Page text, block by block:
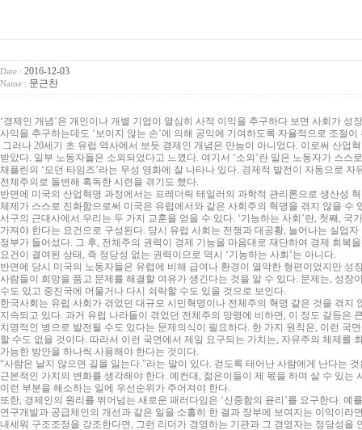
Date : 2016-12-03
Name : 문근찬
‘경제인 개념’은 개인이나 개별 기업이 열심히 사적 이익을 추구하다 보면 사회가
사익을 추구하는데도 ‘보이지 않는 손’에 의해 공익에 기여하도록 자율적으로 조절
그러나 20세기 초 유럽 역사에서 보듯 경제인 개념은 만능이 아니었다. 이로써 산
받았다. 일부 노동자들은 소외되었다고 느꼈다. 여기서 ‘소외’란 말은 노동자가 스
채플린의 ‘모던 타임즈’라는 무성 영화에 잘 나타나 있다. 경제적 발전이 자동으로
전체주의로 돌변해 혹독한 시련을 겪기도 했다.
반면에 미국의 산업혁명 과정에서는 프레더릭 테일러의 과학적 관리론으로 생산성
체제가 스스로 진화함으로써 미국은 유럽에서와 같은 사회주의 혁명을 겪지 않을 수
서구의 근대사에서 우리는 두 가지 교훈을 얻을 수 있다. ‘기능하는 사회’란, 첫째,
가져야 한다는 요건으로 구성된다. 당시 유럽 사회는 전쟁과 대공황, 늘어나는 실업
정부가 들어섰다. 그 후, 전체주의 권력이 경제 기능을 마음대로 재단하여 경제 회
요건이 결여된 상태, 즉 정당성 없는 권력이므로 역시 ‘기능하는 사회’는 아니다.
반면에 당시 미국의 노동자들은 유럽에 비해 급여나 환경이 열악한 형편이었지만
사람들이 희망을 품고 문제를 해결할 여유가 생긴다는 것을 알 수 있다. 문제는, 성
수도 있고 중진국에 머물거나 다시 쇠락할 수도 있을 것으로 보인다.
한국사회는 유럽 사회가 겪었던 대규모 시민혁명이나 전체주의 혁명 같은 것을 겪지
지속되고 있다. 과거 유럽 나라들이 겪었던 전체주의 망령에 비하면, 이 정도 갈등
치명적인 병으로 발전될 수도 있다는 문제의식이 필요하다. 한 가지 원칙은, 이런
할 수도 없을 것이다. 따라서 이런 국면에서 제일 요구되는 가치는, 자유주의 체제
가능한 방안을 하나씩 사용해야 한다는 것이다.
“사람은 날지 않으면 길을 잃는다.”라는 말이 있다. 걷도록 태어난 사람에게 난다는
근본적인 가치의 변화를 생각해야 한다. 예컨대, 젊은이들이 제 몫을 하며 살 수 있
이런 부분을 해소하는 일에 우선순위가 주어져야 한다.
또한, 경제인의 원리를 뛰어넘는 새로운 패러다임은 ‘신중함의 윤리’를 요구한다.
연구개발과 공급체인의 개선과 같은 일을 소홀히 한 결과 장부에 보여지는 이익이
내세워 구조조정을 강조한다면, 그런 리더가 경영하는 기관과 그 경영자는 정당성을